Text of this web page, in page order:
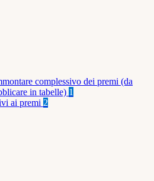
complessivo dei premi (da
in tabelle) 1
ai premi 2